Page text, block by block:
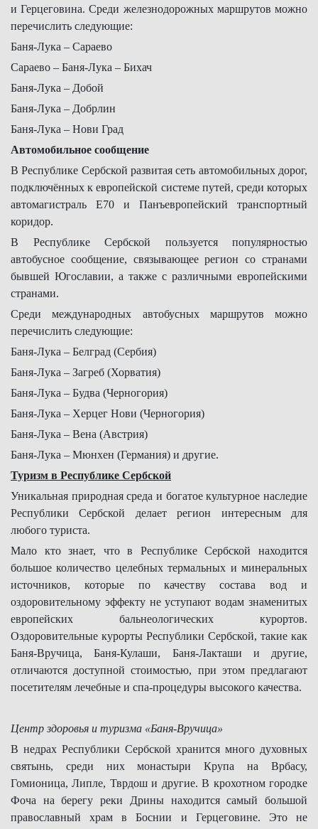
и Герцеговина. Среди железнодорожных маршрутов можно
перечислить следующие:
Баня-Лука – Сараево
Сараево – Баня-Лука – Бихач
Баня-Лука – Добой
Баня-Лука – Добрлин
Баня-Лука – Нови Град
Автомобильное сообщение
В Республике Сербской развитая сеть автомобильных дорог,
подключённых к европейской системе путей, среди которых
автомагистраль Е70 и Панъевропейский транспортный
коридор.
В Республике Сербской пользуется популярностью
автобусное сообщение, связывающее регион со странами
бывшей Югославии, а также с различными европейскими
странами.
Среди международных автобусных маршрутов можно
перечислить следующие:
Баня-Лука – Белград (Сербия)
Баня-Лука – Загреб (Хорватия)
Баня-Лука – Будва (Черногория)
Баня-Лука – Херцег Нови (Черногория)
Баня-Лука – Вена (Австрия)
Баня-Лука – Мюнхен (Германия) и другие.
Туризм в Республике Сербской
Уникальная природная среда и богатое культурное наследие
Республики Сербской делает регион интересным для
любого туриста.
Мало кто знает, что в Республике Сербской находится
большое количество целебных термальных и минеральных
источников, которые по качеству состава вод и
оздоровительному эффекту не уступают водам знаменитых
европейских бальнеологических курортов.
Оздоровительные курорты Республики Сербской, такие как
Баня-Вручица, Баня-Кулаши, Баня-Лакташи и другие,
отличаются доступной стоимостью, при этом предлагают
посетителям лечебные и спа-процедуры высокого качества.
Центр здоровья и туризма «Баня-Вручица»
В недрах Республики Сербской хранится много духовных
святынь, среди них монастыри Крупа на Врбасу,
Гомионица, Липле, Тврдош и другие. В крохотном городке
Фоча на берегу реки Дрины находится самый большой
православный храм в Боснии и Герцеговине. Это не